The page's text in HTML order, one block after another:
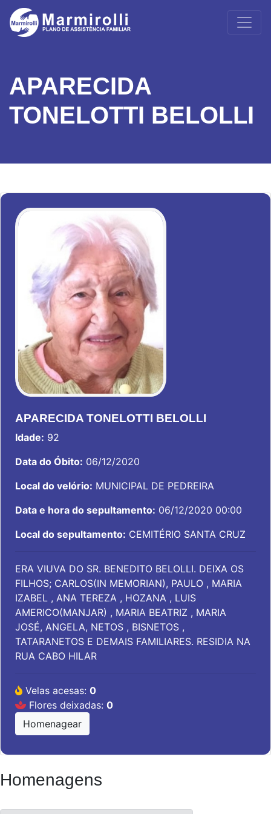
APARECIDA
TONELOTTI BELOLLI
APARECIDA TONELOTTI BELOLLI
Idade: 92
Data do Óbito: 06/12/2020
Local do velório: MUNICIPAL DE PEDREIRA
Data e hora do sepultamento: 06/12/2020 00:00
Local do sepultamento: CEMITÉRIO SANTA CRUZ
ERA VIUVA DO SR. BENEDITO BELOLLI. DEIXA OS
FILHOS; CARLOS(IN MEMORIAN), PAULO , MARIA
IZABEL , ANA TEREZA , HOZANA , LUIS
AMERICO(MANJAR) , MARIA BEATRIZ , MARIA
JOSÉ, ANGELA, NETOS , BISNETOS ,
TATARANETOS E DEMAIS FAMILIARES. RESIDIA NA
RUA CABO HILAR
Velas acesas: 0
Flores deixadas: 0
Homenagear
Homenagens